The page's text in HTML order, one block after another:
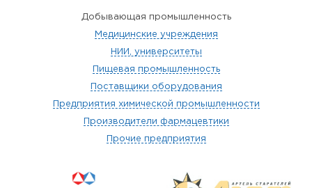
Добывающая промышленность
Медицинские учреждения
НИИ, университеты
Пищевая промышленность
Поставщики оборудования
Предприятия химической промышленности
Производители фармацевтики
Прочие предприятия